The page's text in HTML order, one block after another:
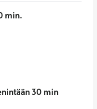
min.
30 min